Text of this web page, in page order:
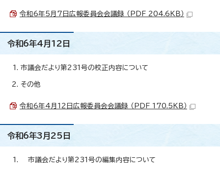
令和6年5月7日広報委員会会議録 （PDF 204.6KB）
令和6年4月12日
市議会だより第231号の校正内容について
その他
令和6年4月12日広報委員会会議録 （PDF 170.5KB）
令和6年3月25日
市議会だより第231号の編集内容について